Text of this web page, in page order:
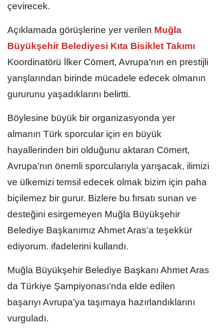
çevirecek.
Açıklamada görüşlerine yer verilen Muğla
Büyükşehir Belediyesi Kıta Bisiklet Takımı
Koordinatörü İlker Cömert, Avrupa'nın en prestijli
yarışlarından birinde mücadele edecek olmanın
gururunu yaşadıklarını belirtti.
Böylesine büyük bir organizasyonda yer
almanın Türk sporcular için en büyük
hayallerinden biri olduğunu aktaran Cömert,
Avrupa'nın önemli sporcularıyla yarışacak, ilimizi
ve ülkemizi temsil edecek olmak bizim için paha
biçilemez bir gurur. Bizlere bu fırsatı sunan ve
desteğini esirgemeyen Muğla Büyükşehir
Belediye Başkanımız Ahmet Aras'a teşekkür
ediyorum. ifadelerini kullandı.
Muğla Büyükşehir Belediye Başkanı Ahmet Aras
da Türkiye Şampiyonası'nda elde edilen
başarıyı Avrupa'ya taşımaya hazırlandıklarını
vurguladı.